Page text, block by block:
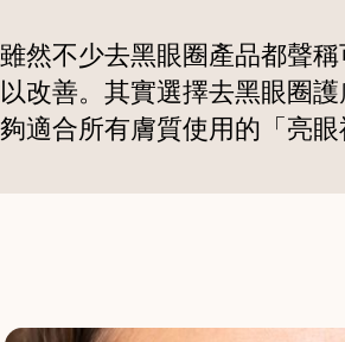
然不少去黑眼圈產品都聲
改善。其實選擇去黑眼圈
適合所有膚質使用的「亮